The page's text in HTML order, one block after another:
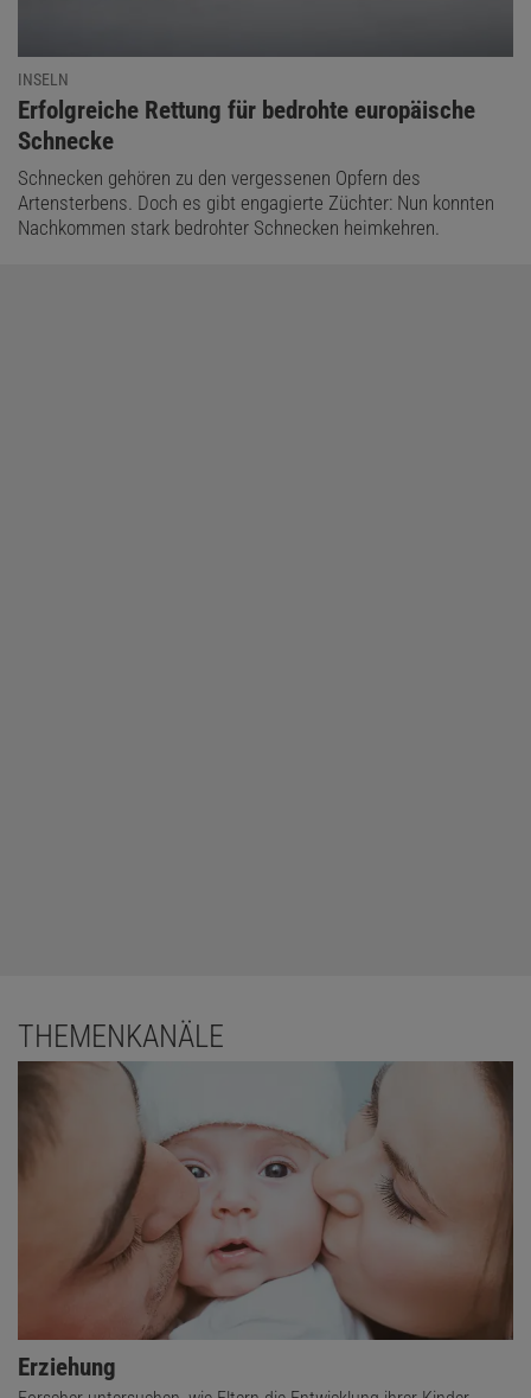
INSELN
:
Erfolgreiche Rettung für bedrohte europäische
Schnecke
Schnecken gehören zu den vergessenen Opfern des
Artensterbens. Doch es gibt engagierte Züchter: Nun konnten
Nachkommen stark bedrohter Schnecken heimkehren.
THEMENKANÄLE
Erziehung